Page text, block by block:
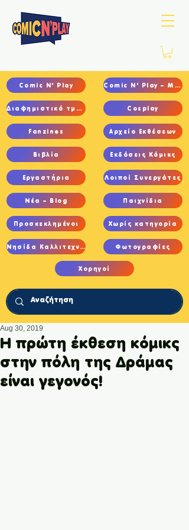
Comic N' Play
Διαφημιστικό τμήμα
Fanzines
Βιβλία
Εργαστήρια
Νέα – Blog
Προσκεκλημένοι
Νησίδα Καλλιτεχνών
Comic N' Play – Main
Cosplay
Αρχείο Εκθέσεων
Εκδόσεις Κόμικς
Λοιποί Συνεργάτες
Παιχνίδια
Χωρίς κατηγορία
Φωτογραφίες
Χορηγοί
H πρώτη έκθεση κόμικς
στην πόλη της Δράμας
είναι γεγονός!
Aug 30, 2019